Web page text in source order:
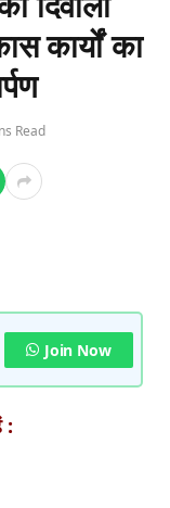
कार्यों का
Read
Join Now
: